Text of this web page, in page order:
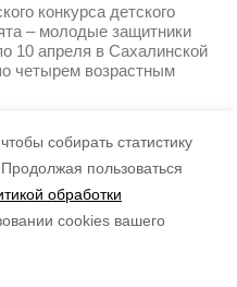
собирать статистику
Продолжая пользоваться
обработки
cookies вашего
на наш Telegram
Самая актуальная
конкурса детского
– молодые защитники
10 апреля в Сахалинской
четырем возрастным